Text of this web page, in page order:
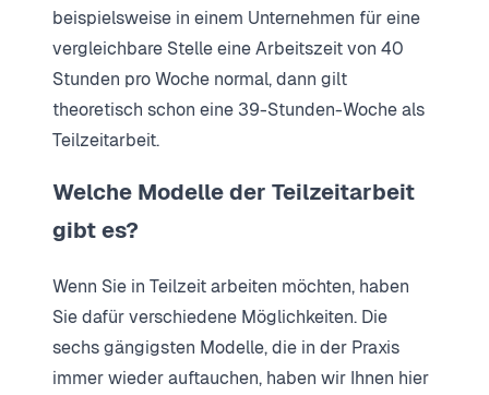
beispielsweise in einem Unternehmen für eine
vergleichbare Stelle eine Arbeitszeit von 40
Stunden pro Woche normal, dann gilt
theoretisch schon eine 39-Stunden-Woche als
Teilzeitarbeit.
Welche Modelle der Teilzeitarbeit
gibt es?
Wenn Sie in Teilzeit arbeiten möchten, haben
Sie dafür verschiedene Möglichkeiten. Die
sechs gängigsten Modelle, die in der Praxis
immer wieder auftauchen, haben wir Ihnen hier